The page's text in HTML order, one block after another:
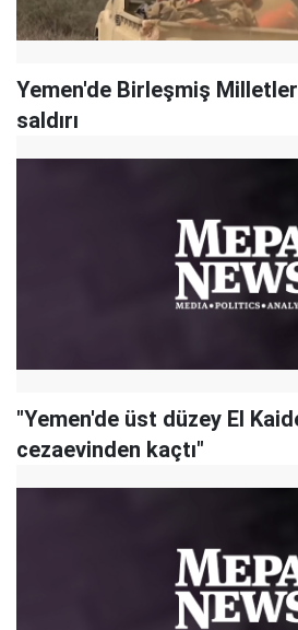
Yemen'de Birleşmiş
saldırı
"Yemen'de üst düzey El
cezaevinden kaçtı"